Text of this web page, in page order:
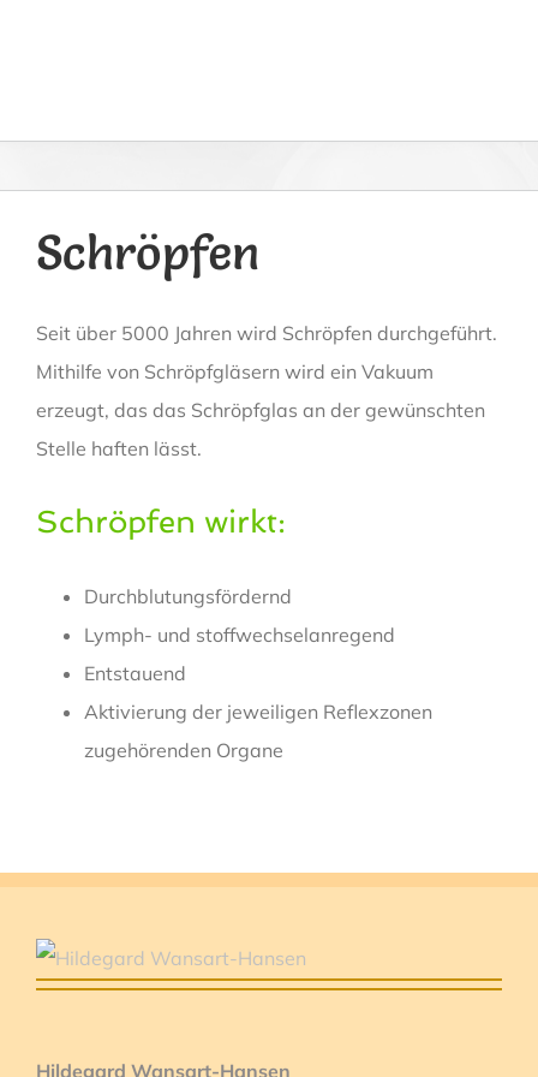
Schröpfen
Seit über 5000 Jahren wird Schröpfen durchgeführt.
Mithilfe von Schröpfgläsern wird ein Vakuum
erzeugt, das das Schröpfglas an der gewünschten
Stelle haften lässt.
Schröpfen wirkt:
Durchblutungsfördernd
Lymph- und stoffwechselanregend
Entstauend
Aktivierung der jeweiligen Reflexzonen
zugehörenden Organe
Hildegard Wansart-Hansen